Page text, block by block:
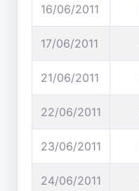
16/06/2011
17/06/2011
21/06/2011
22/06/2011
23/06/2011
24/06/2011